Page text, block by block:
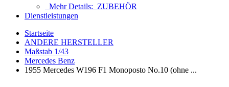
Mehr Details: ZUBEHÖR
Dienstleistungen
Startseite
ANDERE HERSTELLER
Maßstab 1/43
Mercedes Benz
1955 Mercedes W196 F1 Monoposto No.10 (ohne ...